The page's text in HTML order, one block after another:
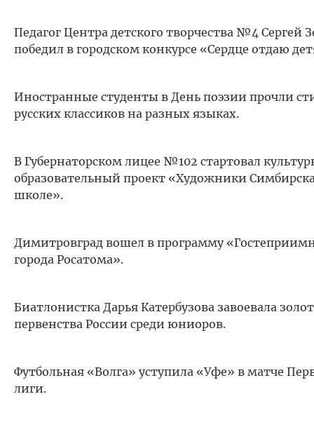
Педагог Центра детского творчества №4 Сергей
победил в городском конкурсе «Сердце отдаю
Иностранные студенты в День поэзии прочли
русских классиков на разных языках.
В Губернаторском лицее №102 стартовал
образовательный проект «Художники
школе».
‎Димитровград вошел в программу
города Росатома».
Биатлонистка Дарья Катербузова завоевала
первенства России среди юниоров.
Футбольная «Волга» уступила «Уфе» в матче
лиги.